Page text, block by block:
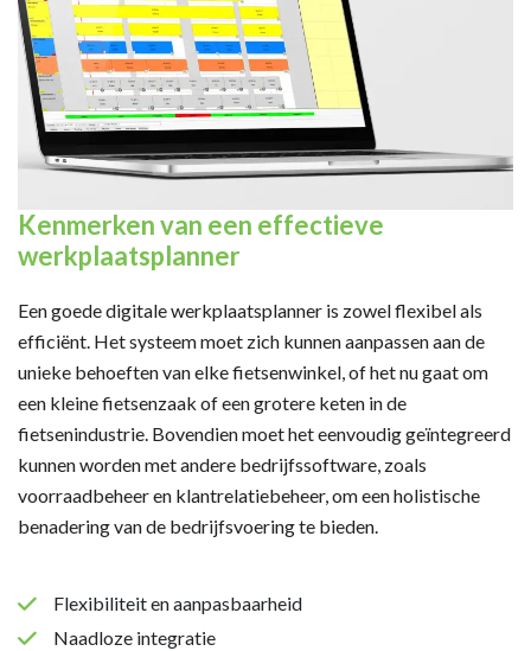
Kenmerken van een effectieve
werkplaatsplanner
Een goede digitale werkplaatsplanner is zowel flexibel als
efficiënt. Het systeem moet zich kunnen aanpassen aan de
unieke behoeften van elke fietsenwinkel, of het nu gaat om
een kleine fietsenzaak of een grotere keten in de
fietsenindustrie. Bovendien moet het eenvoudig geïntegreerd
kunnen worden met andere bedrijfssoftware, zoals
voorraadbeheer en klantrelatiebeheer, om een holistische
benadering van de bedrijfsvoering te bieden.
Flexibiliteit en aanpasbaarheid
Naadloze integratie